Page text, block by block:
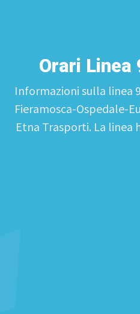
Orari Linea
Informazioni sulla linea
Fieramosca-Ospedale-
Etna Trasporti. La linea